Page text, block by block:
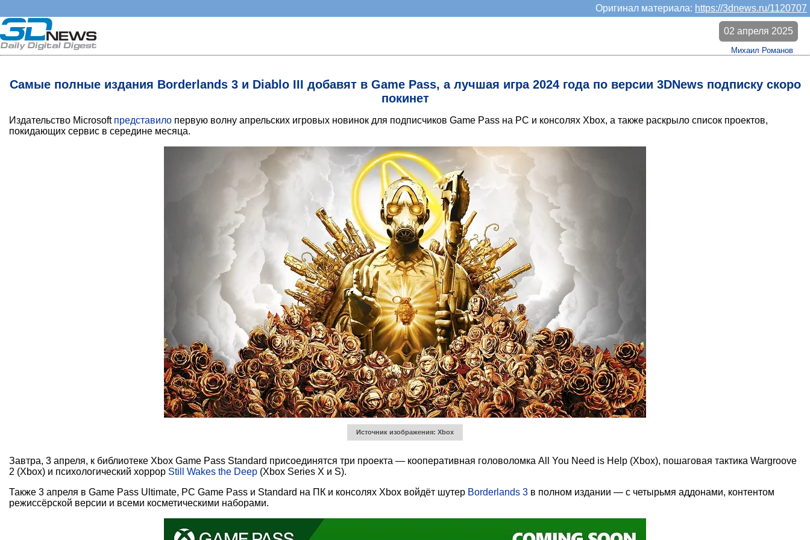
Оригинал материала: https://3dnews.ru/1120707
Самые полные издания Borderlands 3 и Diablo III добавят в Game Pass, а лучшая игра 2024 года по версии 3DNews подписку скоро
покинет
02 апреля 2025
Михаил Романов
Издательство Microsoft представило первую волну апрельских игровых новинок для подписчиков Game Pass на PC и консолях Xbox, а также раскрыло список проектов,
покидающих сервис в середине месяца.
Источник изображения: Xbox
Завтра, 3 апреля, к библиотеке Xbox Game Pass Standard присоединятся три проекта — кооперативная головоломка All You Need is Help (Xbox), пошаговая тактика Wargroove
2 (Xbox) и психологический хоррор Still Wakes the Deep (Xbox Series X и S).
Также 3 апреля в Game Pass Ultimate, PC Game Pass и Standard на ПК и консолях Xbox войдёт шутер Borderlands 3 в полном издании — с четырьмя аддонами, контентом
режиссёрской версии и всеми косметическими наборами.